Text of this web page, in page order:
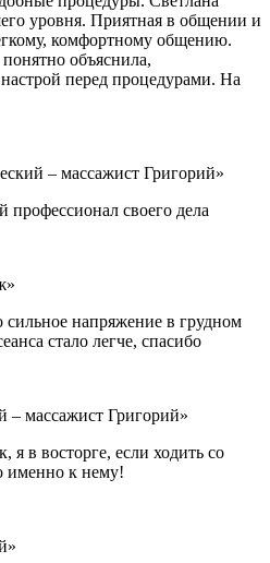
уровня. Приятная в общении и
комфортному общению.
объяснила,
перед процедурами. На
– массажист Григорий»
профессионал своего дела
напряжение в грудном
стало легче, спасибо
– массажист Григорий»
я в восторге, если ходить со
именно к нему!